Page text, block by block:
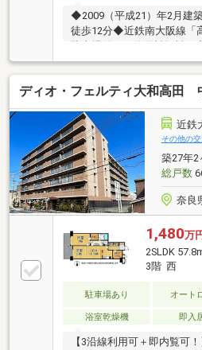
◆2009（平成21）年2月建
徒歩12分◆近鉄南大阪線「
◆4LDK◆1階部分 ◆南向
積14.60㎡ ◆専用庭面積
2.50㎡◆リビングダイニン
（規約有り）◆カウンター
◆浴室暖房換気乾燥機
ス張替・給湯器交換
ディオ・フェルティ大和高田
近鉄
その他の交
築27年2
総戸数
奈良
1,480万
2SLDK
3階 西
駐車場あり オート
浴室乾燥機
即入
【3沿線利用可＋即内覧可